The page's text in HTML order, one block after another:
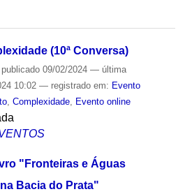
(10ª Conversa)
publicado09/02/2024 — última
10:02 — registrado em: Evento
, Complexidade, Evento online
"Fronteiras e Águas
Bacia do Prata"